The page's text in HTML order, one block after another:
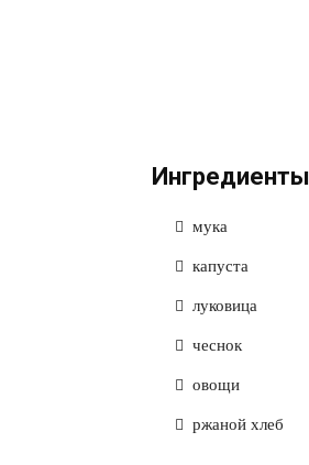
Ингредиенты
мука
капуста
луковица
чеснок
овощи
ржаной хлеб